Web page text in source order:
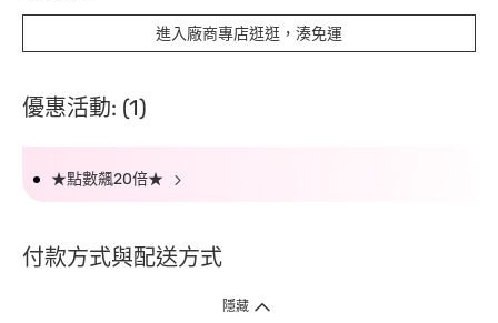
進入廠商專店逛逛，湊免運
優惠活動: (1)
★點數飆20倍★
付款方式與配送方式
隱藏